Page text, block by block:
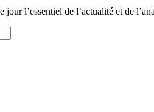
l’essentiel de l’actualité et de